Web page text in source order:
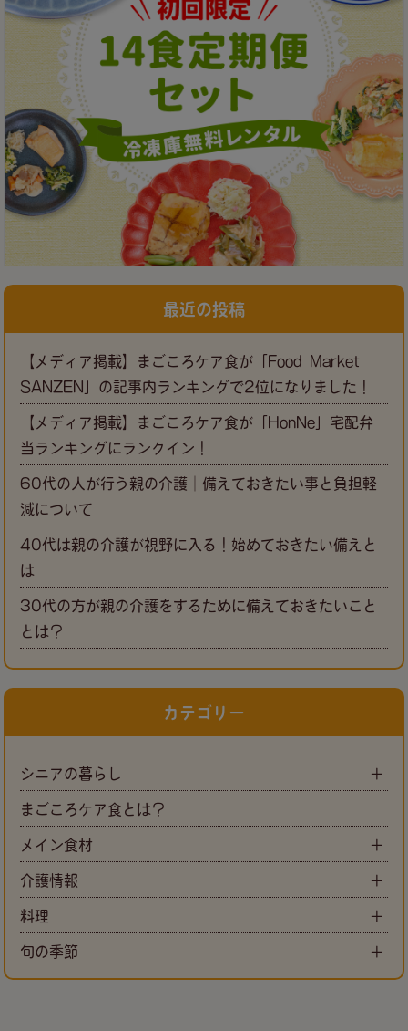
最近の投稿
【メディア掲載】まごころケア食が「Food Market
SANZEN」の記事内ランキングで2位になりました！
【メディア掲載】まごころケア食が「HonNe」宅配弁
当ランキングにランクイン！
60代の人が行う親の介護｜備えておきたい事と負担軽
減について
40代は親の介護が視野に入る！始めておきたい備えと
は
30代の方が親の介護をするために備えておきたいこと
とは？
カテゴリー
シニアの暮らし
まごころケア食とは？
メイン食材
介護情報
料理
旬の季節